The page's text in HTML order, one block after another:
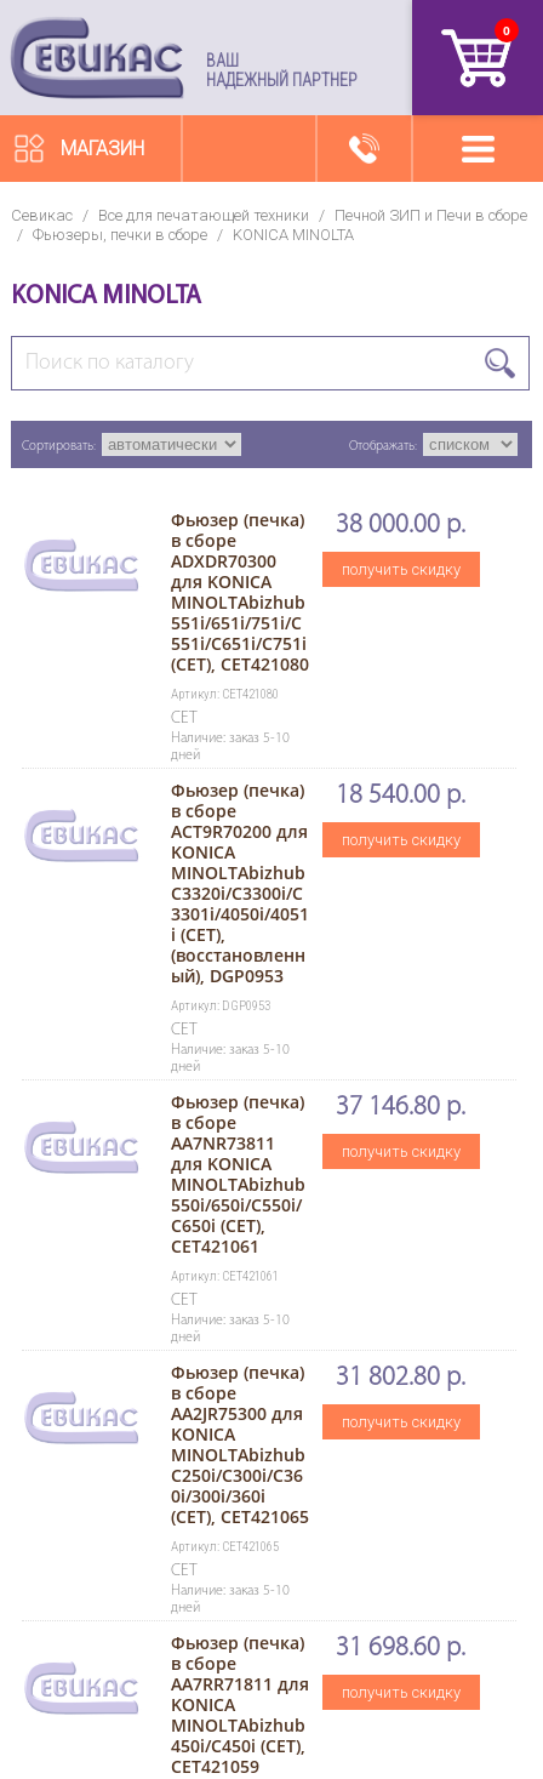
ВАШ
НАДЕЖНЫЙ ПАРТНЕР
0
МАГАЗИН
Севикас / Все для печатающей техники /
Печной ЗИП и Печи в сборе
/ Фьюзеры, печки в сборе / KONICA MINOLTA
KONICA MINOLTA
Сортировать: Отображать:
Фьюзер (печка)
в сборе
ADXDR70300
для KONICA
MINOLTAbizhub
551i/651i/751i/C
551i/C651i/C751i
(CET), CET421080
Артикул: CET421080
CET
Наличие: заказ 5-10
дней
38 000.00 р.
получить скидку
Фьюзер (печка)
в сборе
ACT9R70200 для
KONICA
MINOLTAbizhub
C3320i/C3300i/C
3301i/4050i/4051
i (CET),
(восстановленн
ый), DGP0953
Артикул: DGP0953
CET
Наличие: заказ 5-10
дней
18 540.00 р.
получить скидку
Фьюзер (печка)
в сборе
AA7NR73811
для KONICA
MINOLTAbizhub
550i/650i/C550i/
C650i (CET),
CET421061
Артикул: CET421061
CET
Наличие: заказ 5-10
дней
37 146.80 р.
получить скидку
Фьюзер (печка)
в сборе
AA2JR75300 для
KONICA
MINOLTAbizhub
C250i/C300i/C36
0i/300i/360i
(CET), CET421065
Артикул: CET421065
CET
Наличие: заказ 5-10
дней
31 802.80 р.
получить скидку
Фьюзер (печка)
в сборе
AA7RR71811 для
KONICA
MINOLTAbizhub
450i/C450i (CET),
CET421059
31 698.60 р.
получить скидку